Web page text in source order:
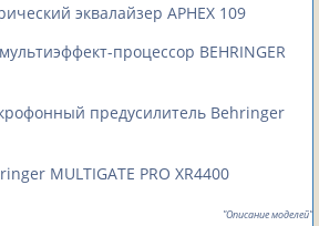
эквалайзер APHEX 109
процессор BEHRINGER
предусилитель Behringer
MULTIGATE PRO XR4400
"Описание моделей"